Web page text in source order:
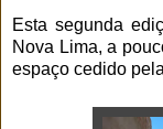
Esta segunda
Nova Lima, a
espaço cedido